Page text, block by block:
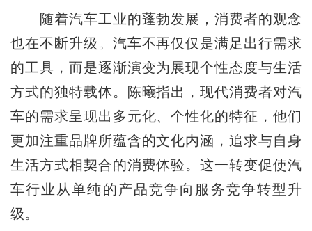
随着汽车工业的蓬勃发展，消费者的观念
也在不断升级。汽车不再仅仅是满足出行需求
的工具，而是逐渐演变为展现个性态度与生活
方式的独特载体。陈曦指出，现代消费者对汽
车的需求呈现出多元化、个性化的特征，他们
更加注重品牌所蕴含的文化内涵，追求与自身
生活方式相契合的消费体验。这一转变促使汽
车行业从单纯的产品竞争向服务竞争转型升
级。